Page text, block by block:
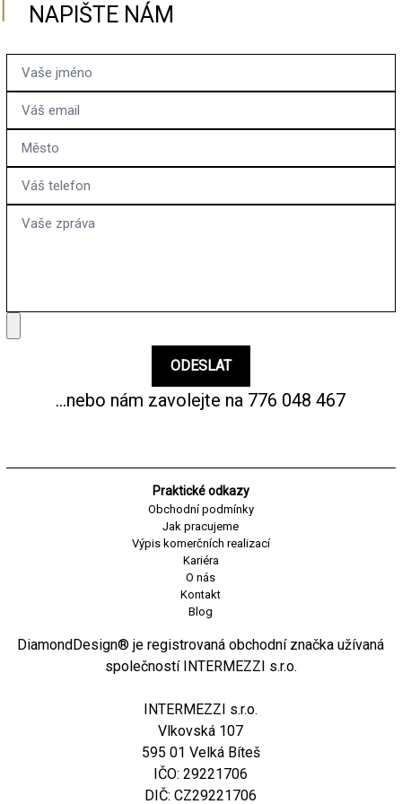
NAPIŠTE NÁM
...nebo nám zavolejte na 776 048 467
Praktické odkazy
Obchodní podmínky
Jak pracujeme
Výpis komerčních realizací
Kariéra
O nás
Kontakt
Blog
DiamondDesign® je registrovaná obchodní značka užívaná
společností INTERMEZZI s.r.o.
INTERMEZZI s.r.o.
Vlkovská 107
595 01 Velká Bíteš
IČO: 29221706
DIČ: CZ29221706